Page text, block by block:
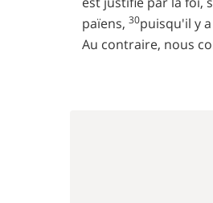
païens, 30puisqu'il y
Au contraire, nous